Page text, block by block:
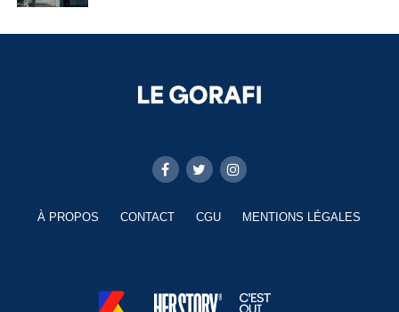
À PROPOS CONTACT CGU MENTIONS LÉGALES